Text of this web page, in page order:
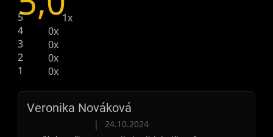
5
1x
4
0x
3
0x
2
0x
1
0x
Veronika Nováková
Hodnocení produktu je 5 z 5 hvězdiček.
|
24.10.2024